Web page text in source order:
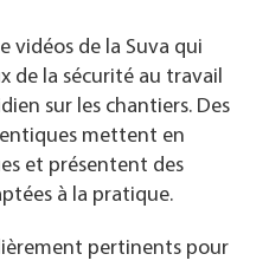
vidéos de la Suva qui
de la sécurité au travail
sur les chantiers. Des
mettent en
et présentent des
à la pratique.
pertinents pour